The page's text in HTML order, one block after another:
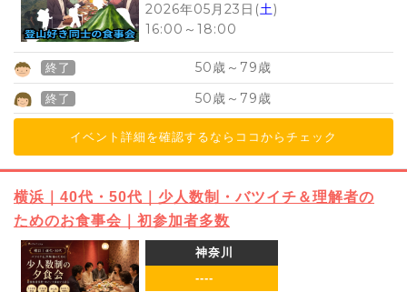
2026年05月23日(土)
16:00 ～ 18:00
終了 50歳～ 79歳
終了 50歳～ 79歳
イベント詳細を確認するならココからチェック
横浜｜40代・50代｜少人数制・バツイチ＆理解者の
ためのお食事会｜初参加者多数
神奈川
----